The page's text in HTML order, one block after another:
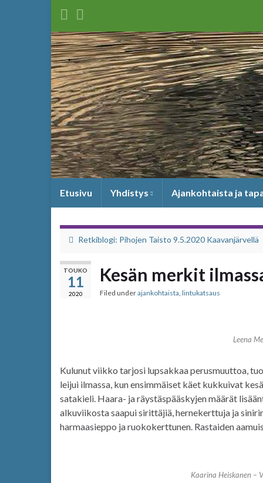
Etusivu Yhdistys Ajankohtaista ja
Retkiblogi: Pihojen Taisto 9.5.2020 Kaavanjärvellä
TOUKO
11
2020
Kesän merkit
Filed underajankohtaista, lintukatsaus
Leena
Kulunut viikko tarjosi lupsakkaa perusmuuttoa,
leijui ilmassa, kun ensimmäiset käet kukkuivat
satakieli. Haara- ja räystäspääskyjen määrät
alkuviikosta saapui sirittäjiä, hernekerttuja ja
harmaasieppo ja ruokokerttunen. Rastaiden
Kaarina Heiskanen –